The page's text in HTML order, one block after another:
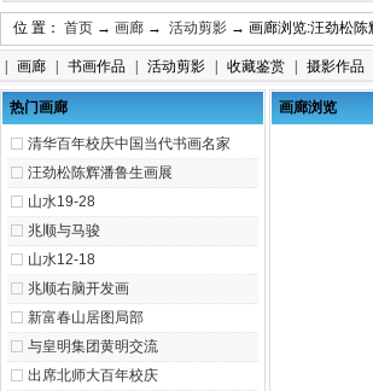
位 置： 首页 → 画廊 → 活动剪影 → 画廊浏览:汪劲松陈
画廊 书画作品 活动剪影 收藏鉴赏 摄影作品
热门画廊
清华百年校庆中国当代书画名家
汪劲松陈辉潘鲁生画展
山水19-28
兆顺与马骏
山水12-18
兆顺右脑开发画
新富春山居图局部
与皇明集团黄明交流
出席北师大百年校庆
画廊浏览